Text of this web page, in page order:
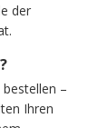
der
–
Ihren